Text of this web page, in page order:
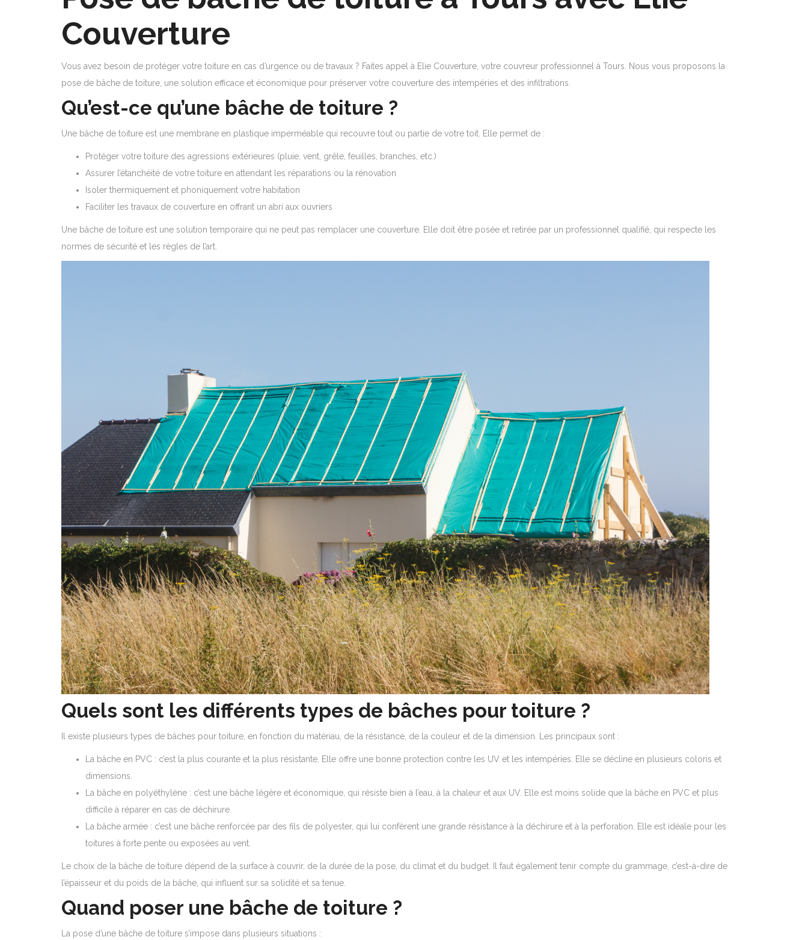
Couverture
Vous avez besoin de protéger votre toiture en cas d’urgence ou de travaux ? Faites appel à Elie Couverture, votre couvreur professionnel à Tours. Nous vous proposons la
pose de bâche de toiture, une solution efficace et économique pour préserver votre couverture des intempéries et des infiltrations.
Qu’est-ce qu’une bâche de toiture ?
Une bâche de toiture est une membrane en plastique imperméable qui recouvre tout ou partie de votre toit. Elle permet de :
Protéger votre toiture des agressions extérieures (pluie, vent, grêle, feuilles, branches, etc.)
Assurer l’étanchéité de votre toiture en attendant les réparations ou la rénovation
Isoler thermiquement et phoniquement votre habitation
Faciliter les travaux de couverture en offrant un abri aux ouvriers
Une bâche de toiture est une solution temporaire qui ne peut pas remplacer une couverture. Elle doit être posée et retirée par un professionnel qualifié, qui respecte les
normes de sécurité et les règles de l’art.
Quels sont les différents types de bâches pour toiture ?
Il existe plusieurs types de bâches pour toiture, en fonction du matériau, de la résistance, de la couleur et de la dimension. Les principaux sont :
La bâche en PVC : c’est la plus courante et la plus résistante. Elle offre une bonne protection contre les UV et les intempéries. Elle se décline en plusieurs coloris et
dimensions.
La bâche en polyéthylène : c’est une bâche légère et économique, qui résiste bien à l’eau, à la chaleur et aux UV. Elle est moins solide que la bâche en PVC et plus
difficile à réparer en cas de déchirure.
La bâche armée : c’est une bâche renforcée par des fils de polyester, qui lui confèrent une grande résistance à la déchirure et à la perforation. Elle est idéale pour les
toitures à forte pente ou exposées au vent.
Le choix de la bâche de toiture dépend de la surface à couvrir, de la durée de la pose, du climat et du budget. Il faut également tenir compte du grammage, c’est-à-dire de
l’épaisseur et du poids de la bâche, qui influent sur sa solidité et sa tenue.
Quand poser une bâche de toiture ?
La pose d’une bâche de toiture s’impose dans plusieurs situations :